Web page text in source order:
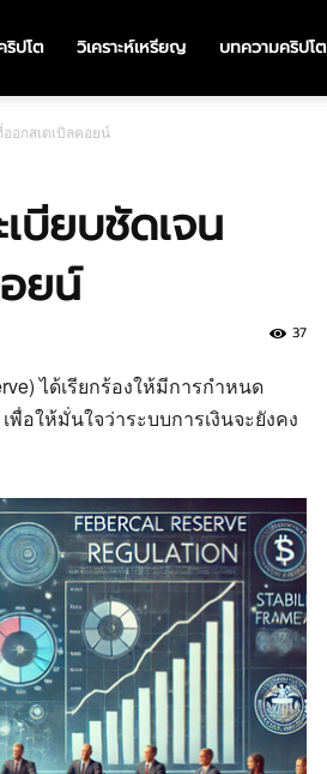
ริปโต วิเคราะห์เหรียญ บทความคริปโต
อกสเตเบิลคอยน์
บียบชัดเจน
ยน์
37
ได้เรียกร้องให้มีการกำหนด
เพื่อให้มั่นใจว่าระบบการเงินจะยังคง